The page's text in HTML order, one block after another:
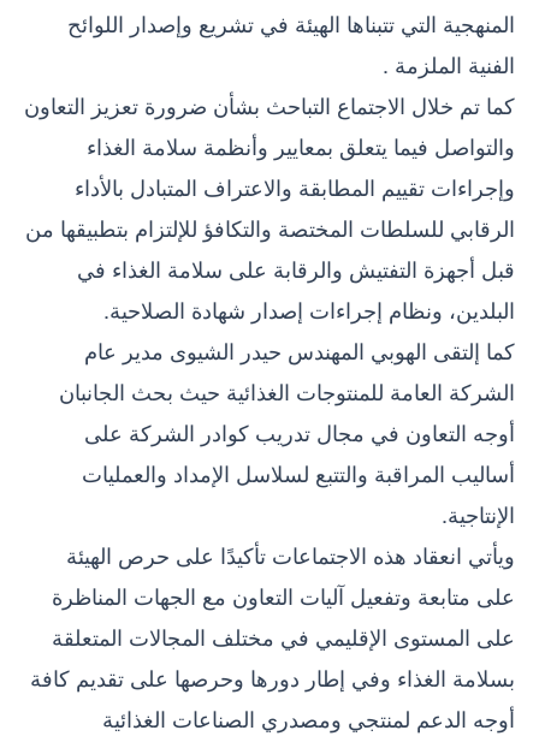
المنهجية التي تتبناها الهيئة في تشريع وإصدار اللوائح
الفنية الملزمة .
كما تم خلال الاجتماع التباحث بشأن ضرورة تعزيز التعاون
والتواصل فيما يتعلق بمعايير وأنظمة سلامة الغذاء
وإجراءات تقييم المطابقة والاعتراف المتبادل بالأداء
الرقابي للسلطات المختصة والتكافؤ للإلتزام بتطبيقها من
قبل أجهزة التفتيش والرقابة على سلامة الغذاء في
البلدين، ونظام إجراءات إصدار شهادة الصلاحية.
كما إلتقى الهوبي المهندس حيدر الشيوى مدير عام
الشركة العامة للمنتوجات الغذائية حيث بحث الجانبان
أوجه التعاون في مجال تدريب كوادر الشركة على
أساليب المراقبة والتتبع لسلاسل الإمداد والعمليات
الإنتاجية.
ويأتي انعقاد هذه الاجتماعات تأكيدًا على حرص الهيئة
على متابعة وتفعيل آليات التعاون مع الجهات المناظرة
على المستوى الإقليمي في مختلف المجالات المتعلقة
بسلامة الغذاء وفي إطار دورها وحرصها على تقديم كافة
أوجه الدعم لمنتجي ومصدري الصناعات الغذائية